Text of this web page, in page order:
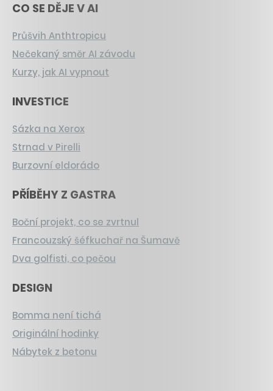
CO SE DĚJE V AI
Průšvih Anthtropicu
Nečekaný směr AI závodu
Kurzy, jak AI vypnout
INVESTICE
Sázka na Xerox
Strnad v Pirelli
Burzovní eldorádo
PŘÍBĚHY Z GASTRA
Boční projekt, co se zvrtnul
Francouzský šéfkuchař na Šumavě
Dva golfisti, co pečou
DESIGN
Bomma není tichá
Originální hodinky
Nábytek z betonu